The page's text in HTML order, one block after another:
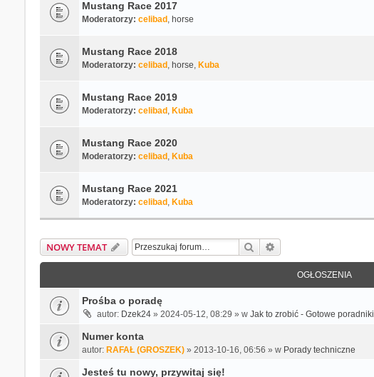
Mustang Race 2017
Moderatorzy: celibad , horse
Mustang Race 2018
Moderatorzy: celibad , horse, Kuba
Mustang Race 2019
Moderatorzy: celibad , Kuba
Mustang Race 2020
Moderatorzy: celibad , Kuba
Mustang Race 2021
Moderatorzy: celibad , Kuba
NOWY TEMAT Szukaj
OGŁOSZENIA
Prośba o poradę
autor: Dzek24» 2024-05-12, 08:29 » w Jak to zrobić - Gotowe poradniki
Numer konta
autor: RAFAŁ (GROSZEK)» 2013-10-16, 06:56 » w Porady techniczne
Jesteś tu nowy, przywitaj się!